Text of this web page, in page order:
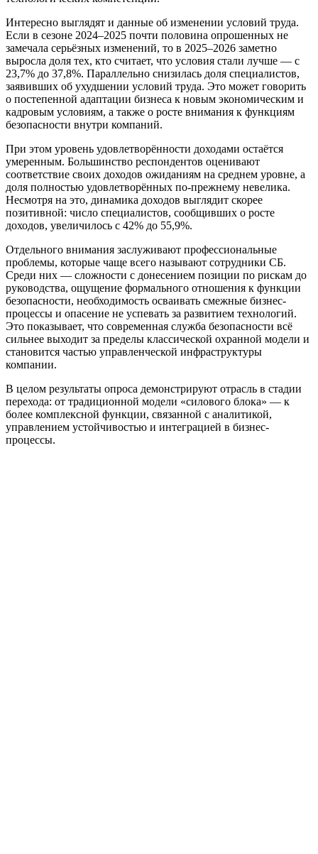
Интересно выглядят и данные об изменении условий труда.
Если в сезоне 2024–2025 почти половина опрошенных не
замечала серьёзных изменений, то в 2025–2026 заметно
выросла доля тех, кто считает, что условия стали лучше — с
23,7% до 37,8%. Параллельно снизилась доля специалистов,
заявивших об ухудшении условий труда. Это может говорить
о постепенной адаптации бизнеса к новым экономическим и
кадровым условиям, а также о росте внимания к функциям
безопасности внутри компаний.
При этом уровень удовлетворённости доходами остаётся
умеренным. Большинство респондентов оценивают
соответствие своих доходов ожиданиям на среднем уровне, а
доля полностью удовлетворённых по-прежнему невелика.
Несмотря на это, динамика доходов выглядит скорее
позитивной: число специалистов, сообщивших о росте
доходов, увеличилось с 42% до 55,9%.
Отдельного внимания заслуживают профессиональные
проблемы, которые чаще всего называют сотрудники СБ.
Среди них — сложности с донесением позиции по рискам до
руководства, ощущение формального отношения к функции
безопасности, необходимость осваивать смежные бизнес-
процессы и опасение не успевать за развитием технологий.
Это показывает, что современная служба безопасности всё
сильнее выходит за пределы классической охранной модели и
становится частью управленческой инфраструктуры
компании.
В целом результаты опроса демонстрируют отрасль в стадии
перехода: от традиционной модели «силового блока» — к
более комплексной функции, связанной с аналитикой,
управлением устойчивостью и интеграцией в бизнес-
процессы.